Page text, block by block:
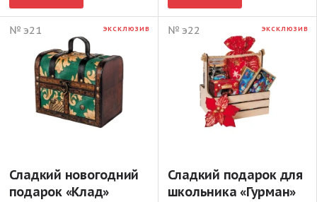
№ э21 ЭКСКЛЮЗИВ
Сладкий новогодний
подарок «Клад»
№ э22 ЭКСКЛЮЗИВ
Сладкий подарок для
школьника «Гурман»